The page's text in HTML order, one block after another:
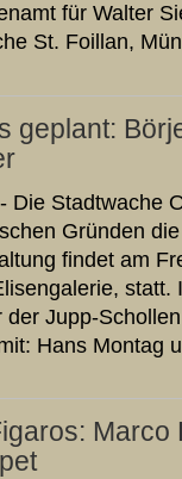
für Walter
St. Foillan,
geplant:
- Die Stadtwache
Gründen
findet am
der Jupp-
Hans Montag